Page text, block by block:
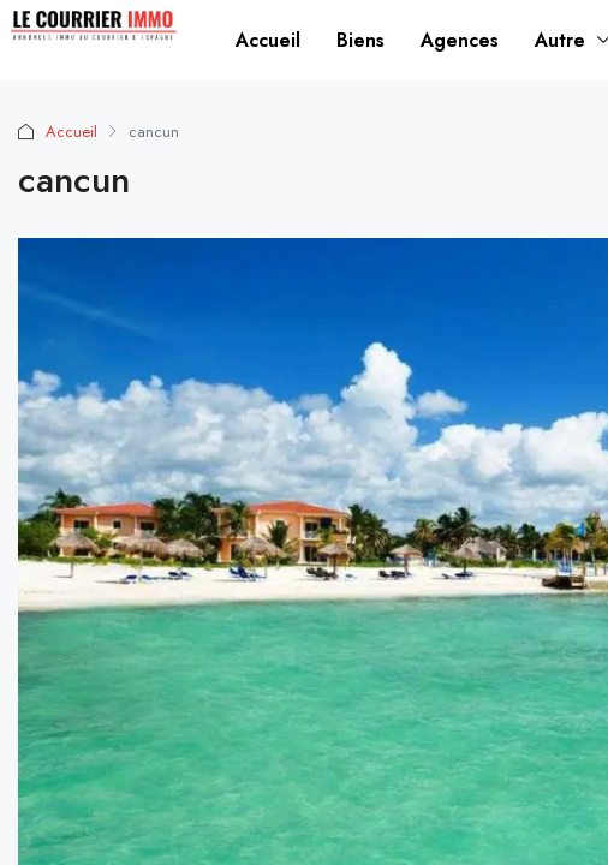
Accueil Biens Agences Autre
Accueil cancun
cancun